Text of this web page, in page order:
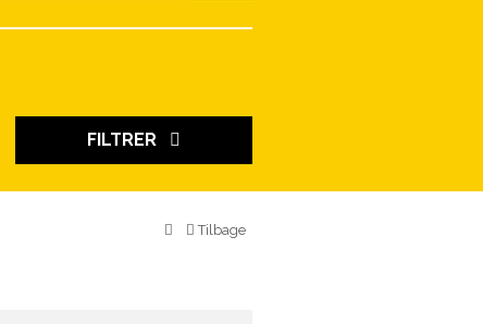
Tilbage